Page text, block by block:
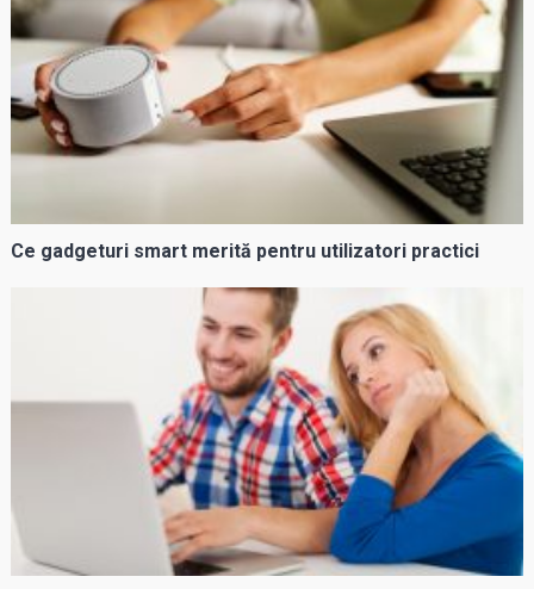
Ce gadgeturi smart merită pentru utilizatori practici